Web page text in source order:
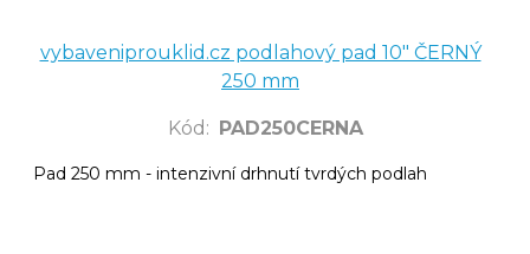
vybaveniprouklid.cz podlahový pad 10" ČERNÝ
250 mm
Kód : PAD250CERNA
Pad 250 mm - intenzivní drhnutí tvrdých podlah